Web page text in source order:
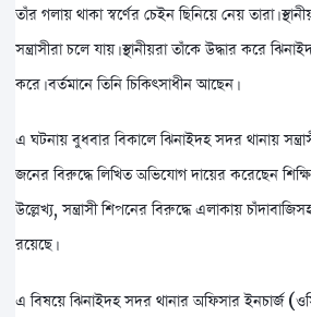
তাঁর গলায় থাকা স্বর্ণের চেইন ছিনিয়ে নেয় তারা।
সন্ত্রাসীরা চলে যায়। স্থানীয়রা তাঁকে উদ্ধার করে
করে। বর্তমানে তিনি চিকিৎসাধীন আছেন।
এ ঘটনায় বুধবার বিকালে ঝিনাইদহ সদর থানায়
জনের বিরুদ্ধে লিখিত অভিযোগ দায়ের করেছেন
উল্লেখ্য, সন্ত্রাসী শিপনের বিরুদ্ধে এলাকায়
রয়েছে।
এ বিষয়ে ঝিনাইদহ সদর থানার অফিসার ইনচার্জ